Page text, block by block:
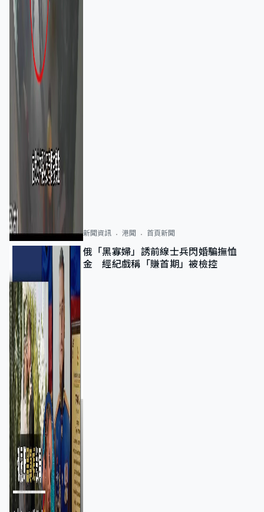
新聞資訊 港聞 首頁新聞
俄「黑寡婦」誘前線士兵閃婚騙撫恤
金 經紀戲稱「賺首期」被檢控